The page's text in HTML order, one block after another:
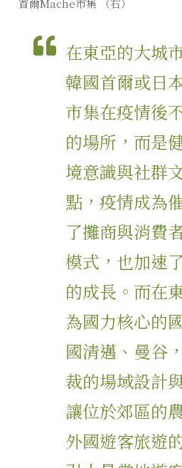
首爾Mache市集 （右）
在東亞的大城
韓國首爾或日
市集在疫情後
的場所，而是
境意識與社群
點，疫情成為
了攤商與消費
模式，也加速
的成長。而在
為國力核心的
國清邁、曼谷
裁的場域設計
讓位於郊區的
外國遊客旅遊